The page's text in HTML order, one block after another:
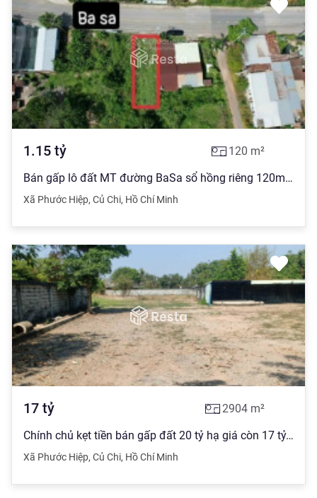
1.15 tỷ 120 m²
Bán gấp lô đất MT đường BaSa sổ hồng riêng 120m2, giá chỉ 1tỷ150
Xã Phước Hiệp, Củ Chi, Hồ Chí Minh
17 tỷ 2904 m²
Chính chủ kẹt tiền bán gấp đất 20 tỷ hạ giá còn 17 tỷ, 2904m2, mặt tiền 30m
Xã Phước Hiệp, Củ Chi, Hồ Chí Minh